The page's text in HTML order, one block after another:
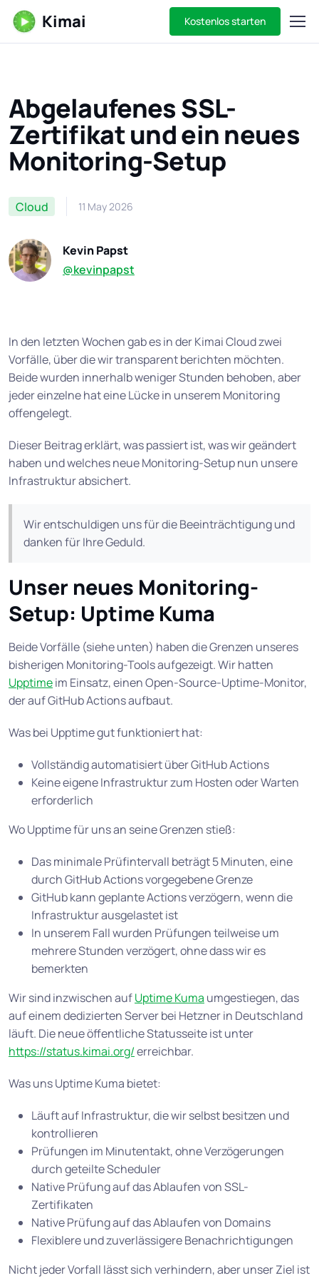
Kimai Kostenlos starten
Abgelaufenes SSL-
Zertifikat und ein neues
Monitoring-Setup
Cloud 11 May 2026
Kevin Papst
@kevinpapst
In den letzten Wochen gab es in der Kimai Cloud zwei
Vorfälle, über die wir transparent berichten möchten.
Beide wurden innerhalb weniger Stunden behoben, aber
jeder einzelne hat eine Lücke in unserem Monitoring
offengelegt.
Dieser Beitrag erklärt, was passiert ist, was wir geändert
haben und welches neue Monitoring-Setup nun unsere
Infrastruktur absichert.
Wir entschuldigen uns für die Beeinträchtigung und
danken für Ihre Geduld.
Unser neues Monitoring-
Setup: Uptime Kuma
Beide Vorfälle (siehe unten) haben die Grenzen unseres
bisherigen Monitoring-Tools aufgezeigt. Wir hatten
Upptimeim Einsatz, einen Open-Source-Uptime-Monitor,
der auf GitHub Actions aufbaut.
Was bei Upptime gut funktioniert hat:
Vollständig automatisiert über GitHub Actions
Keine eigene Infrastruktur zum Hosten oder Warten
erforderlich
Wo Upptime für uns an seine Grenzen stieß:
Das minimale Prüfintervall beträgt 5 Minuten, eine
durch GitHub Actions vorgegebene Grenze
GitHub kann geplante Actions verzögern, wenn die
Infrastruktur ausgelastet ist
In unserem Fall wurden Prüfungen teilweise um
mehrere Stunden verzögert, ohne dass wir es
bemerkten
Wir sind inzwischen aufUptime Kuma umgestiegen, das
auf einem dedizierten Server bei Hetzner in Deutschland
läuft. Die neue öffentliche Statusseite ist unter
https://status.kimai.org/erreichbar.
Was uns Uptime Kuma bietet:
Läuft auf Infrastruktur, die wir selbst besitzen und
kontrollieren
Prüfungen im Minutentakt, ohne Verzögerungen
durch geteilte Scheduler
Native Prüfung auf das Ablaufen von SSL-
Zertifikaten
Native Prüfung auf das Ablaufen von Domains
Flexiblere und zuverlässigere Benachrichtigungen
Nicht jeder Vorfall lässt sich verhindern, aber unser Ziel ist